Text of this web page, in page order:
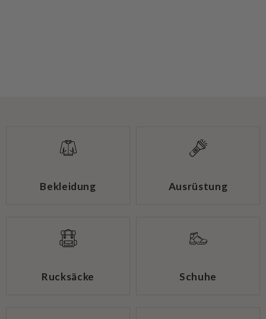
Bekleidung Ausrüstung
Rucksäcke Schuhe